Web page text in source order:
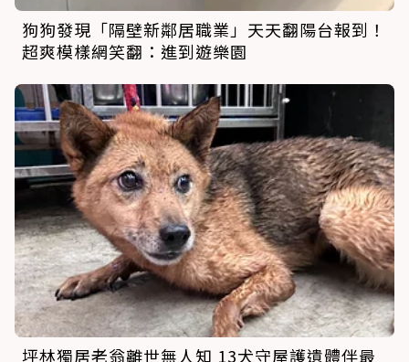
狗狗發現「隔壁新鄰居職業」天天翻陽台報到！
超爽模樣網笑翻：進到遊樂園
坪林獨居老翁離世無人知 13犬守屋護遺體伴最